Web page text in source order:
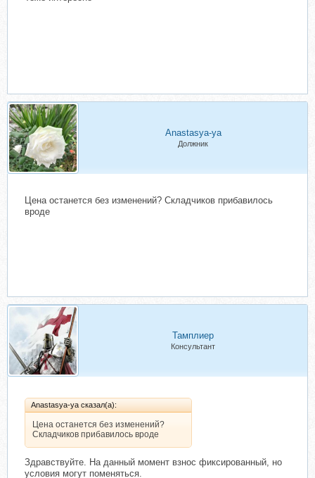
Anastasya-ya
Должник
Цена останется без изменений? Складчиков прибавилось
вроде
Тамплиер
Консультант
Anastasya-ya сказал(а):
Цена останется без изменений?
Складчиков прибавилось вроде
Здравствуйте. На данный момент взнос фиксированный, но
условия могут поменяться.